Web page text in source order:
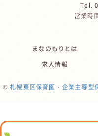
Tel.
営業時
まなのもりとは
求人情報
©札幌東区保育園・企業主導型